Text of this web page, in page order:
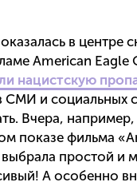
в центре
American Eagle
нацистскую
СМИ и социальных
Вчера,
показе фильма
выбрала простой и
А особенно